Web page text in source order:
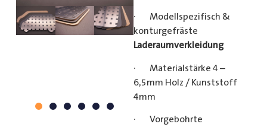
· Modellspezifisch &
konturgefräste
Laderaumverkleidung
· Materialstärke 4 –
6,5mm Holz / Kunststoff
4mm
· Vorgebohrte